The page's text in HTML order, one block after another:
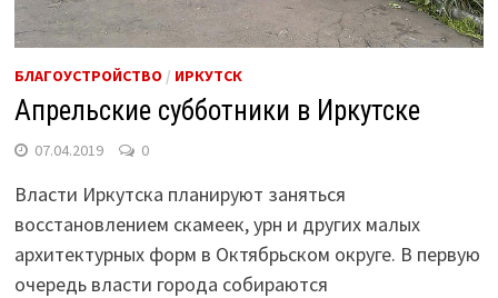
БЛАГОУСТРОЙСТВО / ИРКУТСК
Апрельские субботники в Иркутске
07.04.2019 0
Власти Иркутска планируют заняться
восстановлением скамеек, урн и других малых
архитектурных форм в Октябрьском округе. В первую
очередь власти города собираются